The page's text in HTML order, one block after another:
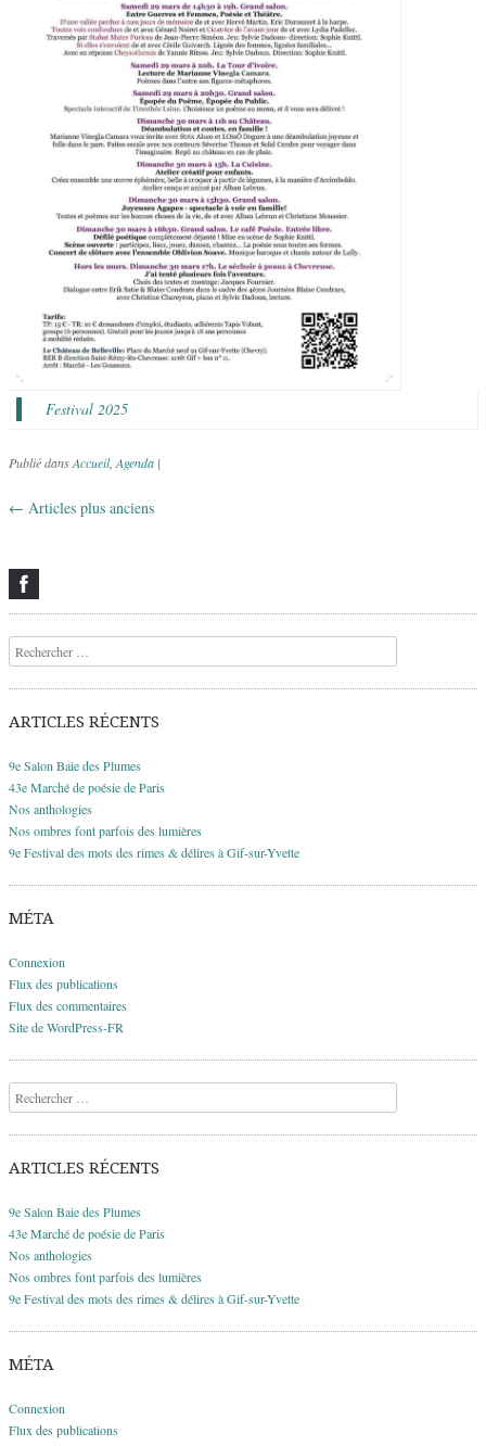
Festival 2025
Publié dansAccueil, Agenda |
Navigation des articles
← Articles plus anciens
Recherche
ARTICLES RÉCENTS
9e Salon Baie des Plumes
43e Marché de poésie de Paris
Nos anthologies
Nos ombres font parfois des lumières
9e Festival des mots des rimes & délires à Gif-sur-Yvette
MÉTA
Connexion
Flux des publications
Flux des commentaires
Site de WordPress-FR
Recherche
ARTICLES RÉCENTS
9e Salon Baie des Plumes
43e Marché de poésie de Paris
Nos anthologies
Nos ombres font parfois des lumières
9e Festival des mots des rimes & délires à Gif-sur-Yvette
MÉTA
Connexion
Flux des publications